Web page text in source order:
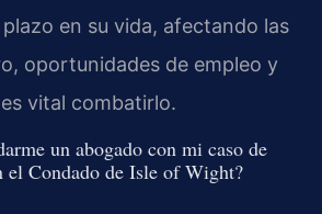
en su vida, afectando las
oportunidades de empleo y
vital combatirlo.
un abogado con mi caso de
el Condado de Isle of Wight?